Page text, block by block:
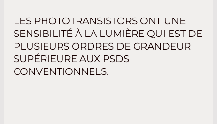
LES PHOTOTRANSISTORS ONT UNE
SENSIBILITÉ À LA LUMIÈRE QUI EST DE
PLUSIEURS ORDRES DE GRANDEUR
SUPÉRIEURE AUX PSDS
CONVENTIONNELS.